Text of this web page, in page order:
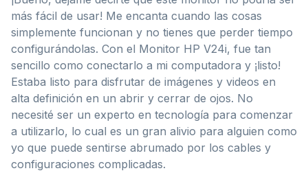
más fácil de usar! Me encanta cuando las cosas
simplemente funcionan y no tienes que perder tiempo
configurándolas. Con el Monitor HP V24i, fue tan
sencillo como conectarlo a mi computadora y ¡listo!
Estaba listo para disfrutar de imágenes y videos en
alta definición en un abrir y cerrar de ojos. No
necesité ser un experto en tecnología para comenzar
a utilizarlo, lo cual es un gran alivio para alguien como
yo que puede sentirse abrumado por los cables y
configuraciones complicadas.